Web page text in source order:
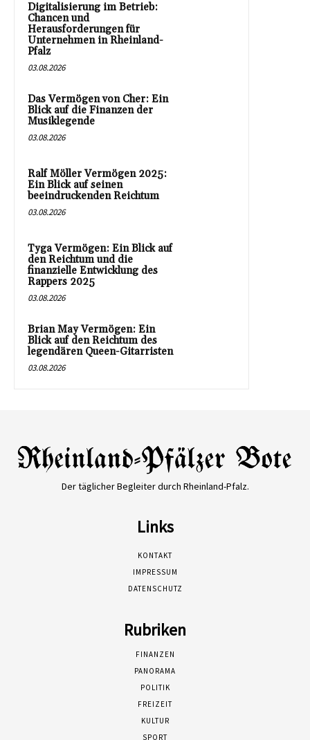
Digitalisierung im Betrieb:
Chancen und
Herausforderungen für
Unternehmen in Rheinland-
Pfalz
03.08.2026
Das Vermögen von Cher: Ein
Blick auf die Finanzen der
Musiklegende
03.08.2026
Ralf Möller Vermögen 2025:
Ein Blick auf seinen
beeindruckenden Reichtum
03.08.2026
Tyga Vermögen: Ein Blick auf
den Reichtum und die
finanzielle Entwicklung des
Rappers 2025
03.08.2026
Brian May Vermögen: Ein
Blick auf den Reichtum des
legendären Queen-Gitarristen
03.08.2026
Der täglicher Begleiter durch Rheinland-Pfalz.
Links
KONTAKT
IMPRESSUM
DATENSCHUTZ
Rubriken
FINANZEN
PANORAMA
POLITIK
FREIZEIT
KULTUR
SPORT